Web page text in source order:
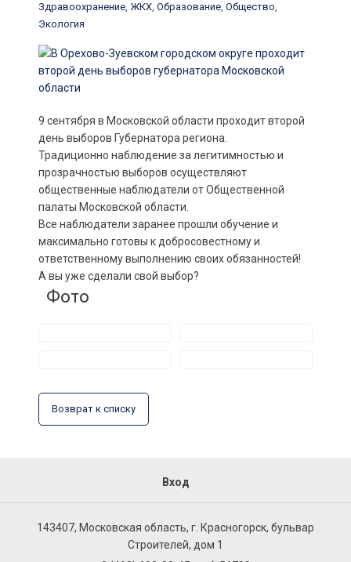
Здравоохранение, ЖКХ, Образование, Общество,
Экология
9 сентября в Московской области проходит второй
день выборов Губернатора региона.
Традиционно наблюдение за легитимностью и
прозрачностью выборов осуществляют
общественные наблюдатели от Общественной
палаты Московской области.
Все наблюдатели заранее прошли обучение и
максимально готовы к добросовестному и
ответственному выполнению своих обязанностей!
А вы уже сделали свой выбор?
Фото
Возврат к списку
Вход
143407, Московская область, г. Красногорск, бульвар
Строителей, дом 1